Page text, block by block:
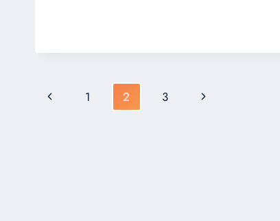
Seitennavigation
Vorherige
1 2 3
Nächste